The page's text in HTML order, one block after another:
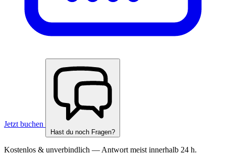
Jetzt buchen
Hast du noch Fragen?
Kostenlos & unverbindlich — Antwort meist innerhalb 24 h.